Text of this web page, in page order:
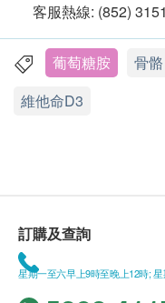
客服熱線: (852)
葡萄糖胺 骨骼
維他命D3
訂購及查詢
星期一至六早上9時至晚上12時;